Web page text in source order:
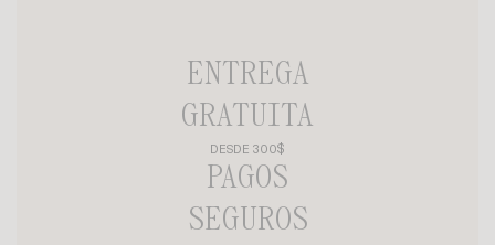
ENTREGA
GRATUITA
DESDE 300$
PAGOS
SEGUROS